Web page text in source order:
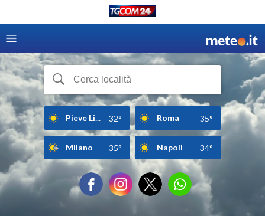
Pieve Li... 32° Roma 35°
Milano 35° Napoli 34°